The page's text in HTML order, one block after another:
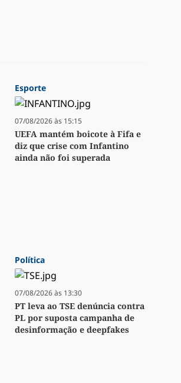
Esporte
07/08/2026 às 15:15
UEFA mantém boicote à Fifa e
diz que crise com Infantino
ainda não foi superada
Política
07/08/2026 às 13:30
PT leva ao TSE denúncia contra
PL por suposta campanha de
desinformação e deepfakes